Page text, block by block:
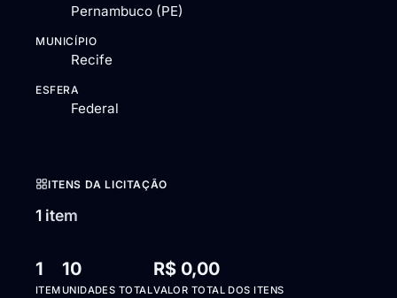
Pernambuco (PE)
MUNICÍPIO
Recife
ESFERA
Federal
ITENS DA LICITAÇÃO
1 item
1
ITEM
10
UNIDADES TOTAL
R$ 0,00
VALOR TOTAL DOS ITENS